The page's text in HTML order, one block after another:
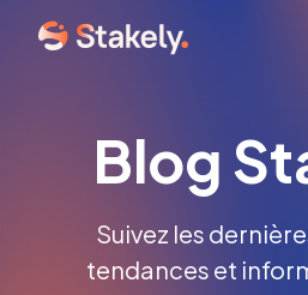
Blog
Suivez les
tendances et